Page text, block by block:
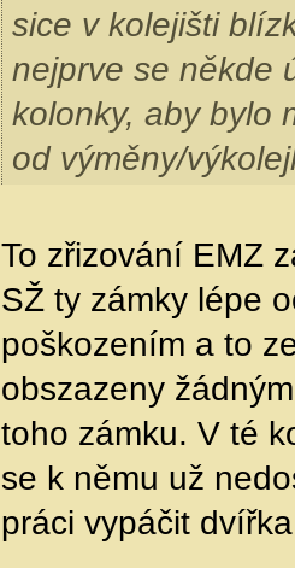
sice v kolejišti
nejprve se někde
kolonky, aby bylo
od výměny/
To zřizování EMZ
SŽ ty zámky lépe
poškozením a to
obszazeny
toho zámku. V té
se k němu už
práci vypáčit